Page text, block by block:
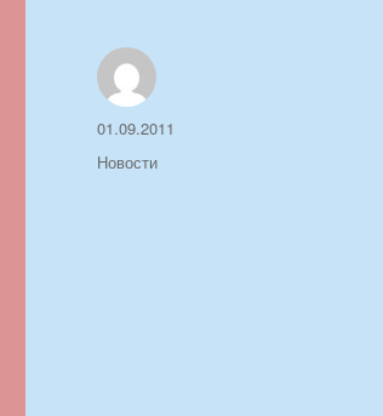
Автор
Опубликовано
01.09.2011
Рубрики
Новости